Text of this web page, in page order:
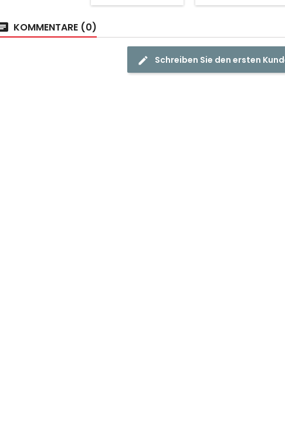
KOMMENTARE (0)
Schreiben Sie den ersten